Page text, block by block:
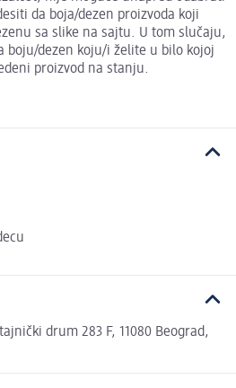
da boja/dezen proizvoda koji
sa slike na sajtu. U tom slučaju,
boju/dezen koju/i želite u bilo kojoj
proizvod na stanju.
drum 283 F, 11080 Beograd,